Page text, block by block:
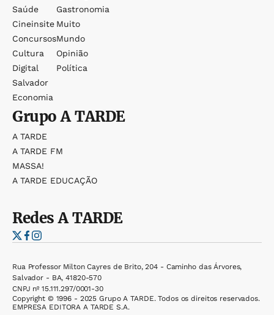
Saúde
Cineinsite
Concursos
Cultura
Digital
Salvador
Economia
Gastronomia
Muito
Mundo
Opinião
Política
GrupoA TARDE
A TARDE
A TARDE FM
MASSA!
A TARDE EDUCAÇÃO
RedesA TARDE
Rua Professor Milton Cayres de Brito, 204 - Caminho das Árvores,
Salvador - BA, 41820-570
CNPJ nº 15.111.297/0001-30
Copyright © 1996 - 2025 Grupo A TARDE. Todos os direitos reservados.
EMPRESA EDITORA A TARDE S.A.